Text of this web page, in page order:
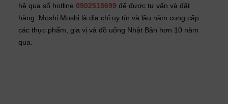
hệ qua số hotline 0902515699 để được tư vấn và đặt
hàng. Moshi Moshi là địa chỉ uy tín và lâu năm cung cấp
các thực phẩm, gia vị và đồ uống Nhật Bản hơn 10 năm
qua.